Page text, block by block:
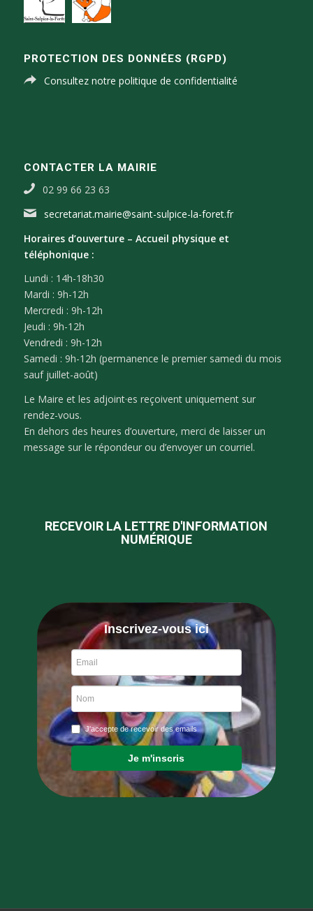
PROTECTION DES DONNÉES (RGPD)
Consultez notre politique de confidentialité
CONTACTER LA MAIRIE
02 99 66 23 63
secretariat.mairie@saint-sulpice-la-foret.fr
Horaires d’ouverture – Accueil physique et
téléphonique :
Lundi : 14h-18h30
Mardi : 9h-12h
Mercredi : 9h-12h
Jeudi : 9h-12h
Vendredi : 9h-12h
Samedi : 9h-12h (permanence le premier samedi du mois
sauf juillet-août)
Le Maire et les adjoint·es reçoivent uniquement sur
rendez-vous.
En dehors des heures d’ouverture, merci de laisser un
message sur le répondeur ou d’envoyer un courriel.
RECEVOIR LA LETTRE D'INFORMATION
NUMÉRIQUE
Inscrivez-vous ici
J'accepte de recevoir des emails
Je m'inscris